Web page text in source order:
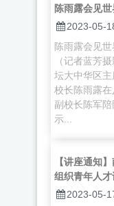
陈雨露会见
2023-05-
陈雨露会见
（记者蓝芳
坛大中华区主
校长陈雨露在
副校长陈军
示...
【讲座通知
组织青年人
2023-05-